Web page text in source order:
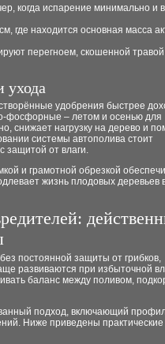
когда испарение минимально и
где находится основная масса
перегноем, скошенной
ухода
удобрения быстрее
фосфорные – летом и осенью для
снижает нагрузку на дерево и
системы автополива стоит
с защитой от влаги.
и грамотной обрезкой
жизнь плодовых деревьев
постоянной защиты от грибков,
развиваются при избыточной
баланс между поливом,
подход, включающий
Ниже приведены